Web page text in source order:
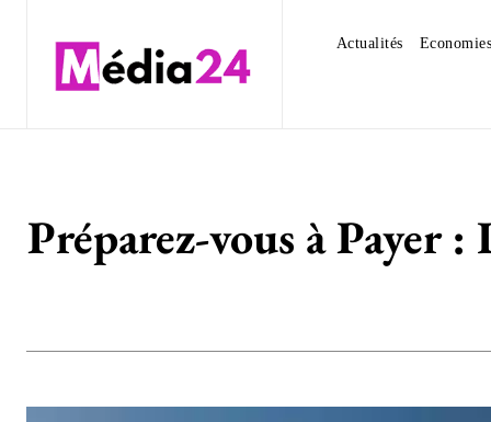
Actualités Economies
Préparez-vous à Payer